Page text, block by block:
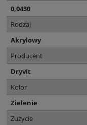
0,0430
Rodzaj
Akrylowy
Producent
Dryvit
Kolor
Zielenie
Zużycie